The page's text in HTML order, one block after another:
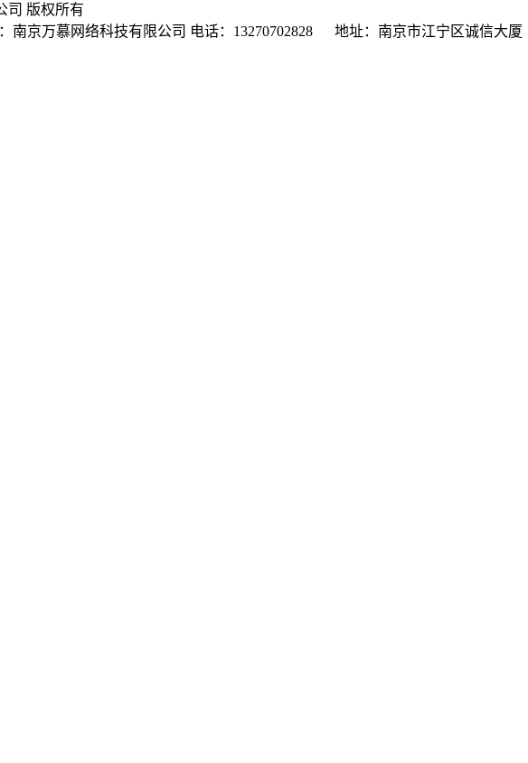
司 版权所有
南京万慕网络科技有限公司 电话：13270702828 地址：南京市江宁区诚信大厦